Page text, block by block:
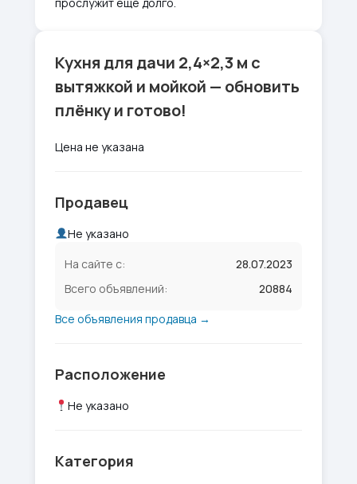
Кухня для дачи 2,4×2,3 м с
вытяжкой и мойкой — обновить
плёнку и готово!
Цена не указана
Продавец
Не указано
На сайте с:
28.07.2023
Всего объявлений:
20884
Все объявления продавца →
Расположение
Не указано
Категория